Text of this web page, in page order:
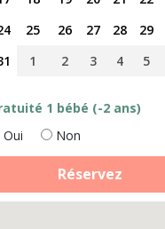
25 26 27 28 29
1 2 3 4 5
1 bébé (-2 ans)
Oui
Non
Réservez